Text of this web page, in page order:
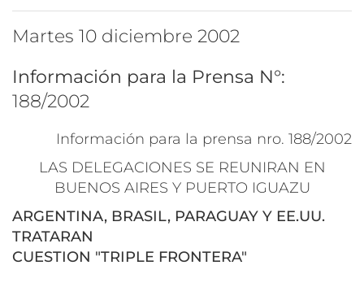
martes 10 diciembre 2002
Información para la Prensa N°:
188/2002
Información para la prensa nro. 188/2002
LAS DELEGACIONES SE REUNIRAN EN
BUENOS AIRES Y PUERTO IGUAZU
ARGENTINA, BRASIL, PARAGUAY Y EE.UU.
TRATARAN
CUESTION "TRIPLE FRONTERA"